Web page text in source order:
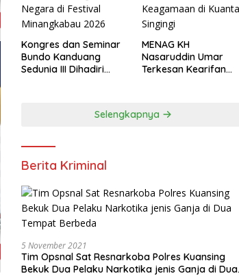
Kongres dan Seminar
Bundo Kanduang
Sedunia III Dihadiri
MENAG KH
Nasaruddin Umar
Terkesan Kearifan
Selengkapnya
Berita Kriminal
5 November 2021
Tim Opsnal Sat Resnarkoba Polres Kuansing
Bekuk Dua Pelaku Narkotika jenis Ganja di Dua